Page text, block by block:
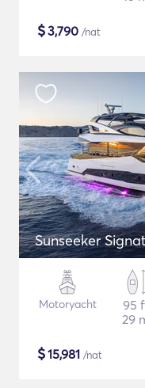
$3,790 /nat
Sunseeker
Motoryacht
95
29
$15,981 /nat